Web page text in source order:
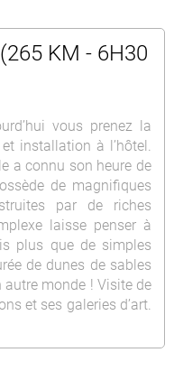
KM - 6H30
vous prenez la
installation à l’hôtel.
a connu son heure de
de magnifiques
par de riches
laisse penser à
plus que de simples
de dunes de sables
monde ! Visite de
et ses galeries d’art.